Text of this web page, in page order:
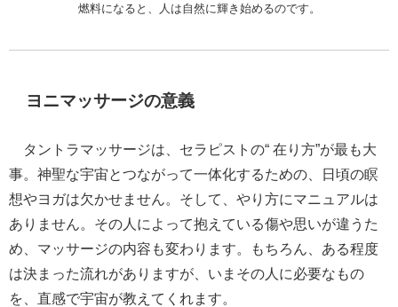
燃料になると、人は自然に輝き始めるのです。
ヨニマッサージの意義
タントラマッサージは、セラピストの“ 在り方”が最も大
事。神聖な宇宙とつながって一体化するための、日頃の瞑
想やヨガは欠かせません。そして、やり方にマニュアルは
ありません。その人によって抱えている傷や思いが違うた
め、マッサージの内容も変わります。もちろん、ある程度
は決まった流れがありますが、いまその人に必要なもの
を、直感で宇宙が教えてくれます。